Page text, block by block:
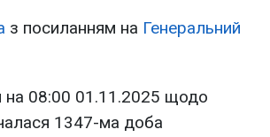
з посиланням на Генеральний
на 08:00 01.11.2025 щодо
1347-ма доба